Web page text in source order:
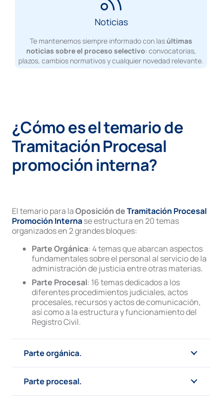
Noticias
Te mantenemos siempre informado con las últimas
noticias sobre el proceso selectivo: convocatorias,
plazos, cambios normativos y cualquier novedad relevante.
¿Cómo es el temario de
Tramitación Procesal
promoción interna?
El temario para laOposición deTramitación Procesal
Promoción Internase estructura en 20 temas
organizados en 2 grandes bloques:
Parte Orgánica: 4 temas que abarcan aspectos
fundamentales sobre el personal al servicio de la
administración de justicia entre otras materias.
Parte Procesal: 16 temas dedicados a los
diferentes procedimientos judiciales, actos
procesales, recursos y actos de comunicación,
así como a la estructura y funcionamiento del
Registro Civil.
Parte orgánica.
Parte procesal.